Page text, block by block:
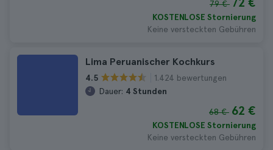
79 €
KOSTENLOSE Stornierung
Keine versteckten Gebühren
Lima Peruanischer Kochkurs
4.5
1.424 bewertungen
Dauer: 4 Stunden
68 € 62 €
KOSTENLOSE Stornierung
Keine versteckten Gebühren